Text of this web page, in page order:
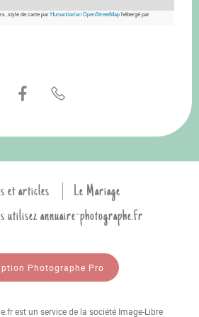
style de carte parHumanitarian OpenStreetMaphébergé par
et articles
Le Mariage
utilisez annuaire-photographe.fr
Photographe Pro
est un service de la société Image-Libre